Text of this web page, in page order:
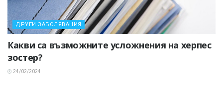
ДРУГИ ЗАБОЛЯВАНИЯ
Какви са възможните усложнения на херпес
зостер?
24/02/2024